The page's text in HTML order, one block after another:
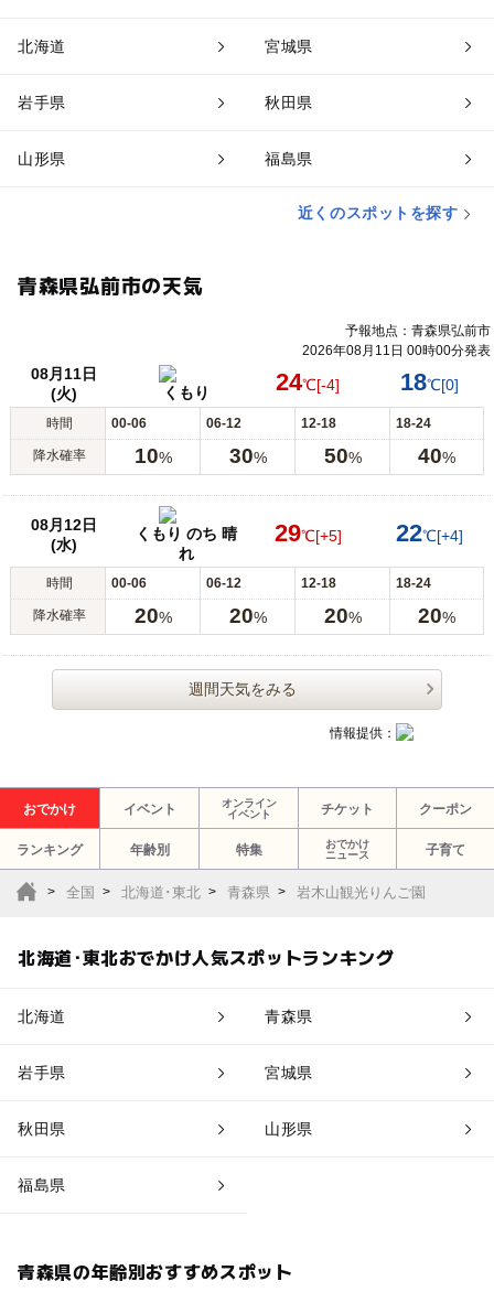
北海道 宮城県
岩手県 秋田県
山形県 福島県
近くのスポットを探す
青森県弘前市の天気
予報地点：青森県弘前市
2026年08月11日 00時00分発表
08月11日
(火)
くもり 24℃[-4] 18℃[0]
時間 00-06 06-12 12-18 18-24
降水確率 10% 30% 50% 40%
08月12日
(水)
くもり のち 晴
れ
29℃[+5] 22℃[+4]
時間 00-06 06-12 12-18 18-24
降水確率 20% 20% 20% 20%
週間天気をみる
情報提供：
おでかけ イベント
オンライン
イベント
チケット クーポン
ランキング 年齢別 特集
おでかけ
ニュース
子育て
全国 北海道･東北 青森県 岩木山観光りんご園
北海道･東北おでかけ人気スポットランキング
北海道 青森県
岩手県 宮城県
秋田県 山形県
福島県
青森県の年齢別おすすめスポット